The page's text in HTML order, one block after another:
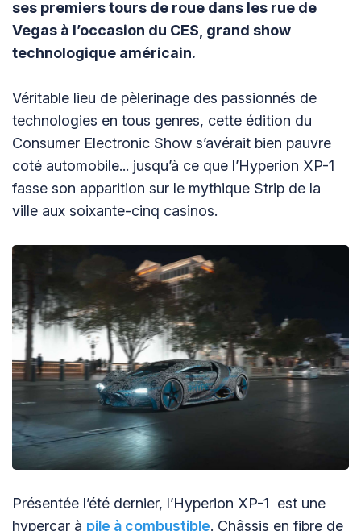
ses premiers tours de roue dans les rue de
Vegas à l’occasion du CES, grand show
technologique américain.
Véritable lieu de pèlerinage des passionnés de
technologies en tous genres, cette édition du
Consumer Electronic Show s’avérait bien pauvre
coté automobile... jusqu’à ce que l’Hyperion XP-1
fasse son apparition sur le mythique Strip de la
ville aux soixante-cinq casinos.
Présentée l’été dernier, l’Hyperion XP-1 est une
hypercar à pile à combustible. Châssis en fibre de